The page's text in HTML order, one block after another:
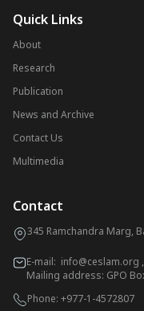
Quick Links
About
Research
Publication
News and Archive
Contact Us
Multimedia
Contact
345 Ramchandra Marg,
E-mail: info@ceslam.org ,
Mailing address: GPO
Phone: +977-1-4572807